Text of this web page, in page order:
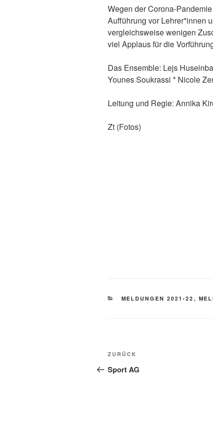
Wegen der Corona-
Aufführung vor Lehrer*innen
vergleichsweise wenigen
viel Applaus für die
Das Ensemble: Lejs
Younes Soukrassi * Nicole
Leitung und Regie: Annika
Zt (Fotos)
KATEGORIEN
MELDUNGEN 2021-22 ,
Beitragsnavigation
Vorheriger
Beitrag
ZURÜCK
Sport AG